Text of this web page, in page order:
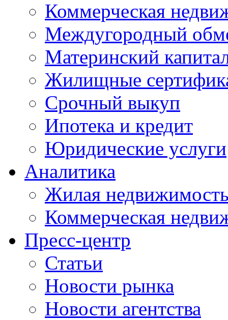
Коммерческая
Междугородный
Материнский
Жилищные
Срочный выкуп
Ипотека и кредит
Юридические услуги
Аналитика
Жилая
Коммерческая
Пресс-центр
Статьи
Новости рынка
Новости агентства